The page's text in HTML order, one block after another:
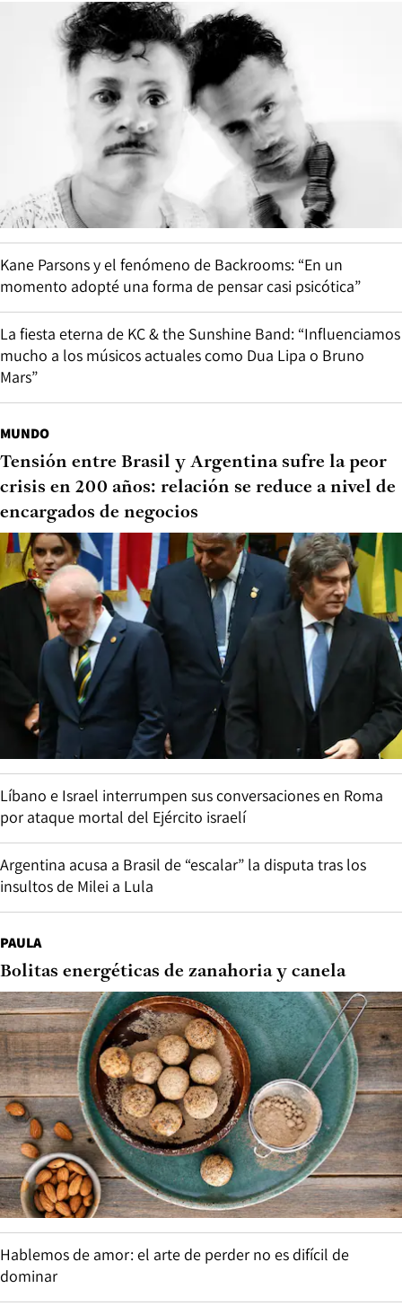
Kane Parsons y el fenómeno de Backrooms: “En un
momento adopté una forma de pensar casi psicótica”
La fiesta eterna de KC & the Sunshine Band: “Influenciamos
mucho a los músicos actuales como Dua Lipa o Bruno
Mars”
MUNDO
Tensión entre Brasil y Argentina sufre la peor
crisis en 200 años: relación se reduce a nivel de
encargados de negocios
Líbano e Israel interrumpen sus conversaciones en Roma
por ataque mortal del Ejército israelí
Argentina acusa a Brasil de “escalar” la disputa tras los
insultos de Milei a Lula
PAULA
Bolitas energéticas de zanahoria y canela
Hablemos de amor: el arte de perder no es difícil de
dominar